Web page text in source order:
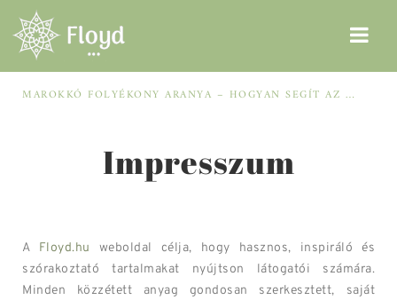
MAROKKÓ FOLYÉKONY ARANYA – HOGYAN SEGÍT AZ ARGÁNOLAJ A SZÁRAZ, MEGVISELT TINCSEKEN?
Impresszum
A Floyd.hu weboldal célja, hogy hasznos, inspiráló és
szórakoztató tartalmakat nyújtson látogatói számára.
Minden közzétett anyag gondosan szerkesztett, saját